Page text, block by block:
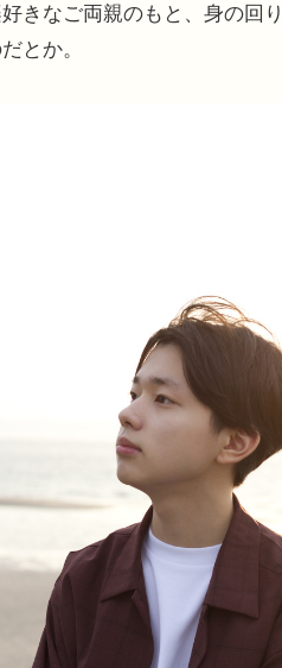
きなご両親のもと、身の回
とか。